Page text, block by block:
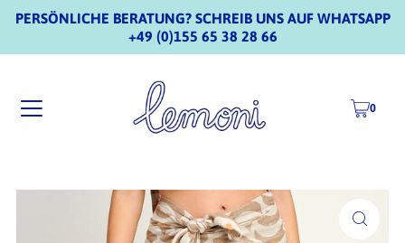
PERSÖNLICHE BERATUNG? SCHREIB UNS AUF WHATSAPP
+49 (0)155 65 38 28 66
0